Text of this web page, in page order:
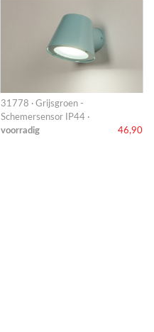
31778 · Grijsgroen -
Schemersensor IP44 ·
voorradig
46,90